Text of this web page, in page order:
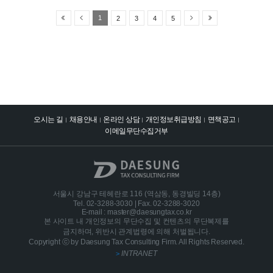
납부를 위하여 제출해야 할 서류 꼼꼼히 정리하신 후에 기한 내에 빠짐없이 자
료를 보내주시기 바랍니다. 2월2일은 근로소득 간이지급명세서 제출 기한입
1 2 3 4 5
오시는 길 채용안내 온라인 상담 개인정보취급방침
면책공고
이메일무단수집거부
서울시 강남구 테헤란로 116 (역삼동, 동경빌딩 14층)
Tel. 02-3288-3030 | Fax. 02-3288-3020
E-mail : master@daesungtax.co.kr
본 사이트 내 개인정보의 무단수집 및 컨텐츠의 무단복제를
금지하며, 위반시 관계법령에 의해 처벌됩니다.
Copyright ⓒ by Daesung Tax Consulting Firm.All Rights Reserved.
> INTRANET